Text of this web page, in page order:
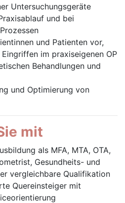
Untersuchungsgeräte
und bei
und Patienten vor,
im praxiseigenen OP
Behandlungen und
und Optimierung von
mit
als MFA, MTA, OTA,
Gesundheits- und
vergleichbare Qualifikation
Quereinsteiger mit